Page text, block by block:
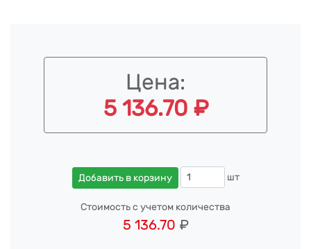
Цена:
5 136.70 ₽
Добавить в корзину шт
Стоимость с учетом количества
5 136.70 ₽